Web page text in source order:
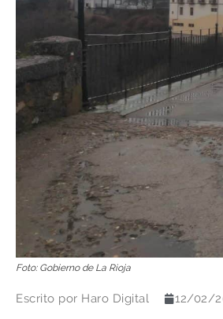
Foto: Gobierno de La Rioja
Escrito por Haro Digital 12/02/